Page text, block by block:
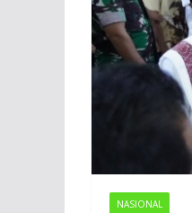
NASIONAL